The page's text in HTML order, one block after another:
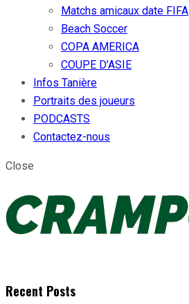
Matchs amicaux date FIFA
Beach Soccer
COPA AMERICA
COUPE D’ASIE
Infos Tanière
Portraits des joueurs
PODCASTS
Contactez-nous
Close
Recent Posts